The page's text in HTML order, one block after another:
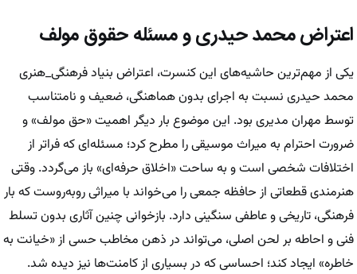
اعتراض محمد حیدری و مسئله حقوق مولف
یکی از مهم‌ترین حاشیه‌های این کنسرت، اعتراض بنیاد فرهنگی_هنری
محمد حیدری نسبت به اجرای بدون هماهنگی، ضعیف و نامتناسب
توسط مهران مدیری بود. این موضوع بار دیگر اهمیت «حق مولف» و
ضرورت احترام به میراث موسیقی را مطرح کرد؛ مسئله‌ای که فراتر از
اختلافات شخصی است و به ساحت «اخلاق حرفه‌ای» باز می‌گردد. وقتی
هنرمندی قطعاتی از حافظه جمعی را می‌خواند با میراثی روبه‌روست که بار
فرهنگی، تاریخی و عاطفی سنگینی دارد. بازخوانی چنین آثاری بدون تسلط
فنی و احاطه بر لحن اصلی، می‌تواند در ذهن مخاطب حسی از «خیانت به
خاطره» ایجاد کند؛ احساسی که در بسیاری از کامنت‌ها نیز دیده شد.